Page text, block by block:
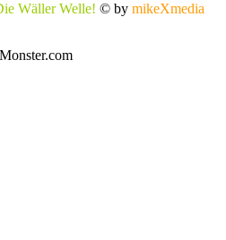
Wäller Welle! © by mikeXmedia